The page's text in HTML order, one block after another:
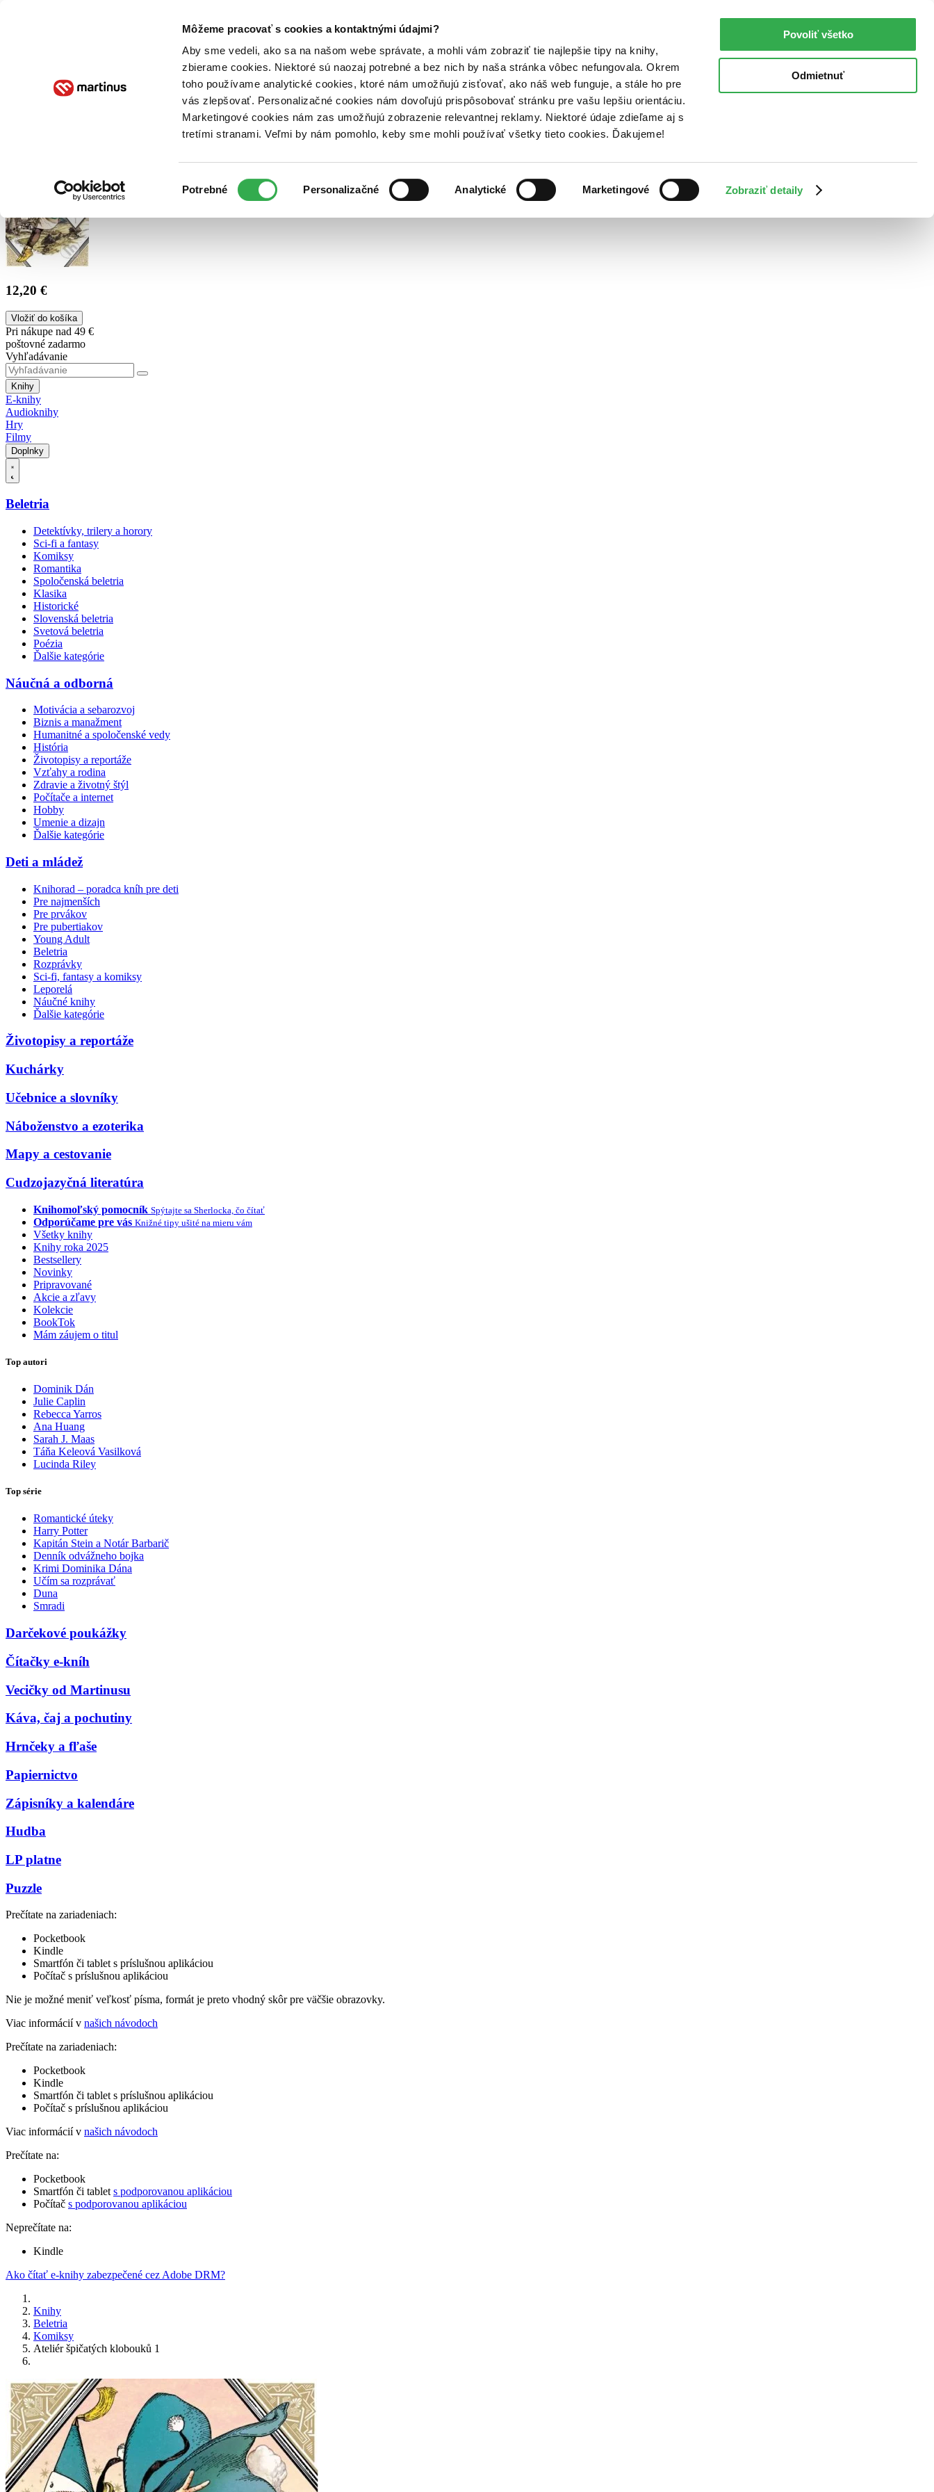
Môžeme pracovať s cookies a kontaktnými údajmi?
Aby sme vedeli, ako sa na našom webe správate, a mohli vám zobraziť tie najlepšie tipy na knihy,
zbierame cookies. Niektoré sú naozaj potrebné a bez nich by naša stránka vôbec nefungovala. Okrem
toho používame analytické cookies, ktoré nám umožňujú zisťovať, ako náš web funguje, a stále ho pre
vás zlepšovať. Personalizačné cookies nám dovoľujú prispôsobovať stránku pre vašu lepšiu orientáciu.
Marketingové cookies nám zas umožňujú zobrazenie relevantnej reklamy. Niektoré údaje zdieľame aj s
tretími stranami. Veľmi by nám pomohlo, keby sme mohli používať všetky tieto cookies. Ďakujeme!
súhlasu
Potrebné Personalizačné Analytické Marketingové Zobraziť detaily
Povoliť všetko
Odmietnuť
Poukážky Kontakt
12,20 €
Vložiť do košíka
Pri nákupe nad 49 €
poštovné zadarmo
Vyhľadávanie
Knihy
E-knihy
Audioknihy
Hry
Filmy
Doplnky
Beletria
Detektívky, trilery a horory
Sci-fi a fantasy
Komiksy
Romantika
Spoločenská beletria
Klasika
Historické
Slovenská beletria
Svetová beletria
Poézia
Ďalšie kategórie
Náučná a odborná
Motivácia a sebarozvoj
Biznis a manažment
Humanitné a spoločenské vedy
História
Životopisy a reportáže
Vzťahy a rodina
Zdravie a životný štýl
Počítače a internet
Hobby
Umenie a dizajn
Ďalšie kategórie
Deti a mládež
Knihorad – poradca kníh pre deti
Pre najmenších
Pre prvákov
Pre pubertiakov
Young Adult
Beletria
Rozprávky
Sci-fi, fantasy a komiksy
Leporelá
Náučné knihy
Ďalšie kategórie
Životopisy a reportáže
Kuchárky
Učebnice a slovníky
Náboženstvo a ezoterika
Mapy a cestovanie
Cudzojazyčná literatúra
Knihomoľský pomocník Spýtajte sa Sherlocka, čo čítať
Odporúčame pre vás Knižné tipy ušité na mieru vám
Všetky knihy
Knihy roka 2025
Bestsellery
Novinky
Pripravované
Akcie a zľavy
Kolekcie
BookTok
Mám záujem o titul
Top autori
Dominik Dán
Julie Caplin
Rebecca Yarros
Ana Huang
Sarah J. Maas
Táňa Keleová Vasilková
Lucinda Riley
Top série
Romantické úteky
Harry Potter
Kapitán Stein a Notár Barbarič
Denník odvážneho bojka
Krimi Dominika Dána
Učím sa rozprávať
Duna
Smradi
Darčekové poukážky
Čítačky e-kníh
Vecičky od Martinusu
Káva, čaj a pochutiny
Hrnčeky a fľaše
Papiernictvo
Zápisníky a kalendáre
Hudba
LP platne
Puzzle
Prečítate na zariadeniach:
Pocketbook
Kindle
Smartfón či tablet s príslušnou aplikáciou
Počítač s príslušnou aplikáciou
Nie je možné meniť veľkosť písma, formát je preto vhodný skôr pre väčšie obrazovky.
Viac informácií v našich návodoch
Prečítate na zariadeniach:
Pocketbook
Kindle
Smartfón či tablet s príslušnou aplikáciou
Počítač s príslušnou aplikáciou
Viac informácií v našich návodoch
Prečítate na:
Pocketbook
Smartfón či tablet s podporovanou aplikáciou
Počítač s podporovanou aplikáciou
Neprečítate na:
Kindle
Ako čítať e-knihy zabezpečené cez Adobe DRM?
Knihy
Beletria
Komiksy
Ateliér špičatých klobouků 1